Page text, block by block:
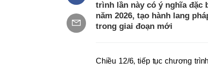
trình lần này có ý nghĩa đặc
năm 2026, tạo hành lang
trong giai đoạn mới
Chiều 12/6, tiếp tục chương